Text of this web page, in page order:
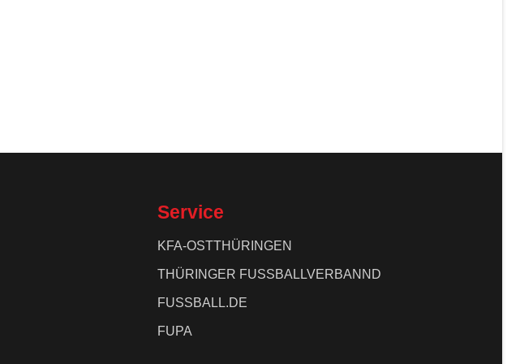
Service
KFA-OSTTHÜRINGEN
THÜRINGER FUSSBALLVERBANND
FUSSBALL.DE
FUPA